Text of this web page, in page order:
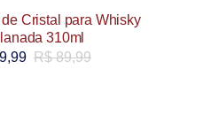
Cristal para Whisky
310ml
R$89,99